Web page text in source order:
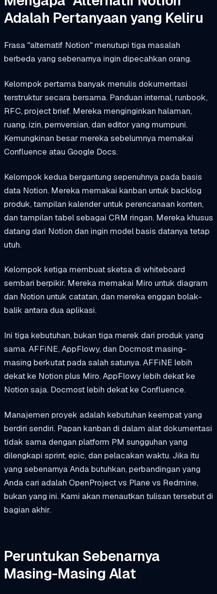
Adalah Pertanyaan yang Keliru
Frasa "alternatif Notion" menutupi tiga masalah
berbeda yang sebenarnya ingin dipecahkan orang.
Kelompok pertama banyak menulis dokumentasi
terstruktur secara bersama. Panduan internal, runbook,
RFC, project brief. Mereka menginginkan halaman,
ruang, izin, pemversian, dan editor yang mumpuni.
Kemungkinan besar mereka sebelumnya memakai
Confluence atau Google Docs.
Kelompok kedua bergantung sepenuhnya pada basis
data Notion. Mereka memakai kanban untuk backlog
produk, tampilan kalender untuk perencanaan konten,
dan tampilan tabel sebagai CRM ringan. Mereka khusus
datang dari Notion dan ingin model basis datanya tetap
utuh.
Kelompok ketiga membuat sketsa di whiteboard
sembari berpikir. Mereka memakai Miro untuk diagram
dan Notion untuk catatan, dan mereka enggan bolak-
balik antara dua aplikasi.
Ini tiga kebutuhan, bukan tiga merek dari produk yang
sama. AFFiNE, AppFlowy, dan Docmost masing-
masing berkutat pada salah satunya. AFFiNE lebih
dekat ke Notion plus Miro. AppFlowy lebih dekat ke
Notion saja. Docmost lebih dekat ke Confluence.
Manajemen proyek adalah kebutuhan keempat yang
berdiri sendiri. Papan kanban di dalam alat dokumentasi
tidak sama dengan platform PM sungguhan yang
dilengkapi sprint, epic, dan pelacakan waktu. Jika itu
yang sebenarnya Anda butuhkan, perbandingan yang
Anda cari adalah OpenProject vs Plane vs Redmine,
bukan yang ini. Kami akan menautkan tulisan tersebut di
bagian akhir.
Peruntukan Sebenarnya
Masing-Masing Alat